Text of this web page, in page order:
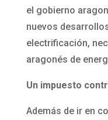
el gobierno
nuevos
electrificación,
aragonés de
Un impuesto
Además de ir en